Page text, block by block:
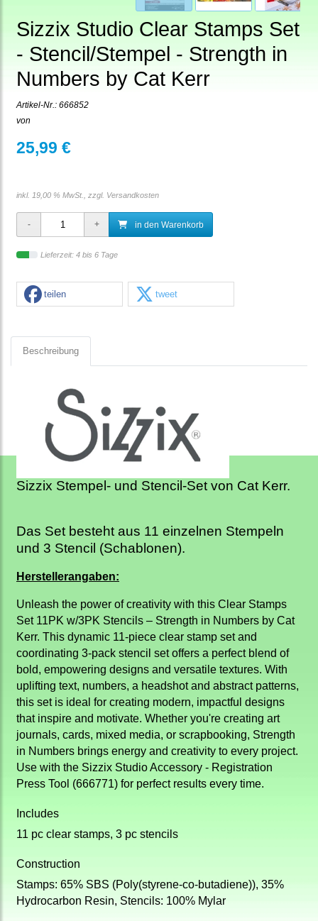
Sizzix Studio Clear Stamps Set
- Stencil/Stempel - Strength in
Numbers by Cat Kerr
Artikel-Nr.: 666852
von
25,99 €
inkl. 19,00 % MwSt., zzgl. Versandkosten
in den Warenkorb
Lieferzeit: 4 bis 6 Tage
teilen tweet
Beschreibung
Sizzix Stempel- und Stencil-Set von Cat Kerr.
Das Set besteht aus 11 einzelnen Stempeln
und 3 Stencil (Schablonen).
Herstellerangaben:
Unleash the power of creativity with this Clear Stamps
Set 11PK w/3PK Stencils – Strength in Numbers by Cat
Kerr. This dynamic 11-piece clear stamp set and
coordinating 3-pack stencil set offers a perfect blend of
bold, empowering designs and versatile textures. With
uplifting text, numbers, a headshot and abstract patterns,
this set is ideal for creating modern, impactful designs
that inspire and motivate. Whether you're creating art
journals, cards, mixed media, or scrapbooking, Strength
in Numbers brings energy and creativity to every project.
Use with the Sizzix Studio Accessory - Registration
Press Tool (666771) for perfect results every time.
Includes
11 pc clear stamps, 3 pc stencils
Construction
Stamps: 65% SBS (Poly(styrene-co-butadiene)), 35%
Hydrocarbon Resin, Stencils: 100% Mylar